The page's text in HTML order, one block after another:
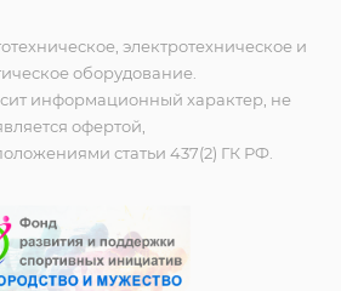
электротехническое и
оборудование.
информационный характер, не
офертой,
статьи 437(2) ГК РФ.